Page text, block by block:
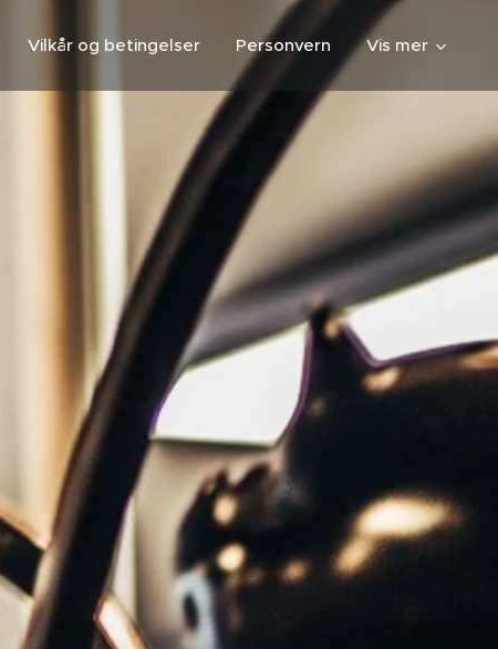
Vilkår og betingelser Personvern Vis mer